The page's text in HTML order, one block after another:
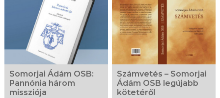
Somorjai Ádám OSB:
Pannónia három
missziója
Számvetés – Somorjai
Ádám OSB legújabb
kötetéről